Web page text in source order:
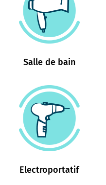
Salle de bain
Electroportatif